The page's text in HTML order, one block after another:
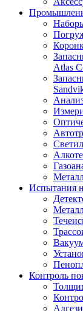
Atlas
Испытания
Контроль